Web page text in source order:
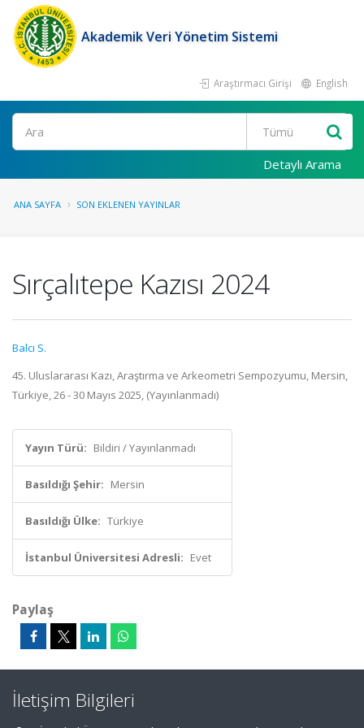
Akademik Veri Yönetim Sistemi
Araştırmacı Girişi English
Ara
Detaylı Arama
ANA SAYFA SON EKLENEN YAYINLAR
Sırçalıtepe Kazısı 2024
Balcı S.
45. Uluslararası Kazı, Araştırma ve Arkeometri Sempozyumu, Mersin,
Türkiye, 26 - 30 Mayıs 2025, (Yayınlanmadı)
Yayın Türü: Bildiri / Yayınlanmadı
Basıldığı Şehir: Mersin
Basıldığı Ülke: Türkiye
İstanbul Üniversitesi Adresli: Evet
Paylaş
İletişim Bilgileri